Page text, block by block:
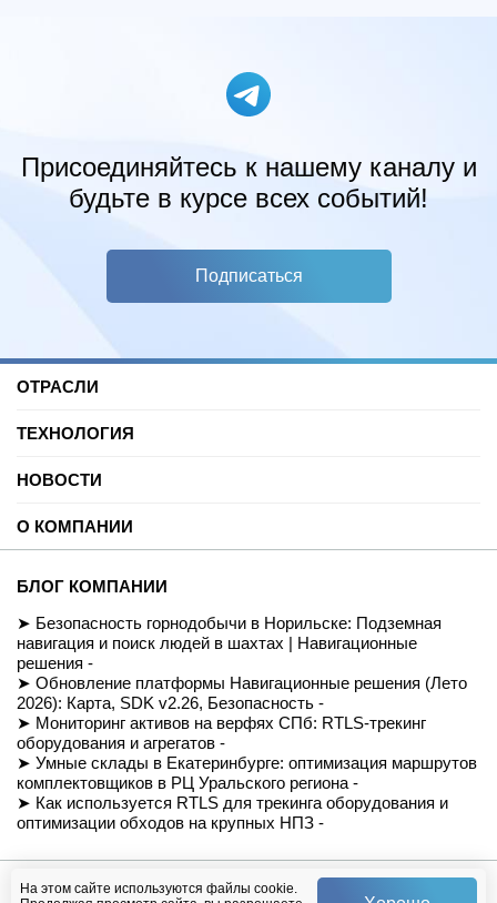
Присоединяйтесь к нашему каналу и
будьте в курсе всех событий!
Подписаться
На этом сайте используются файлы cookie.
ОТРАСЛИ
Торговые центры
Автомобильные услуги
Спорт
Производство
Культура и развлечения
Здравоохранение
Недвижимость и офисы
Музеи
Транспорт
Ритейл
Навигация транспортных средств
Строительство
ТЕХНОЛОГИЯ
SDK для Indoor навигации
Позиционирование внутри помещений
Реализованные проекты
Для разработчиков
FAQ
Документация
Вход/Регистрация
НОВОСТИ
Вебинары и подкасты
О КОМПАНИИ
Миссия
Команда
Контакты
СОУТ
Политика обработки персональных данных
Условия доступа к сайту
Приказ Минцифры №511
Магазин
БЛОГ КОМПАНИИ
Безопасность горнодобычи в Норильске: Подземная
навигация и поиск людей в шахтах | Навигационные
решения -
Обновление платформы Навигационные решения (Лето
2026): Карта, SDK v2.26, Безопасность -
Мониторинг активов на верфях СПб: RTLS-трекинг
оборудования и агрегатов -
Умные склады в Екатеринбурге: оптимизация маршрутов
комплектовщиков в РЦ Уральского региона -
Как используется RTLS для трекинга оборудования и
оптимизации обходов на крупных НПЗ -
© Навигационные решения, 2026